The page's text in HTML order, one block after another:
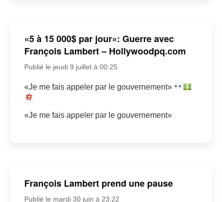
«5 à 15 000$ par jour»: Guerre avec
François Lambert – Hollywoodpq.com
Publié le jeudi 9 juillet à 00:25
«Je me fais appeler par le gouvernement»
«Je me fais appeler par le gouvernement»
François Lambert prend une pause
Publié le mardi 30 juin à 23:22